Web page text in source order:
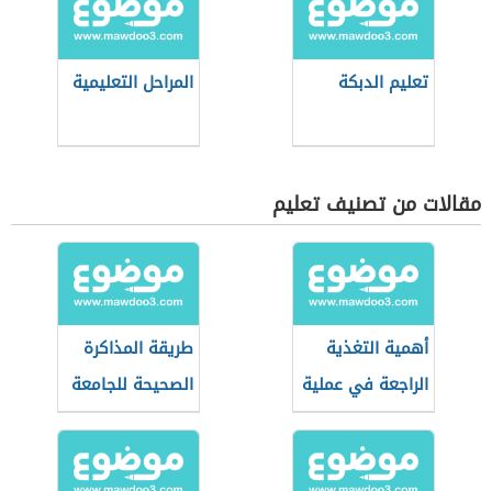
تعليم الدبكة المراحل التعليمية
مقالات من تصنيف تعليم
أهمية التغذية
الراجعة في عملية
التعليم
طريقة المذاكرة
الصحيحة للجامعة